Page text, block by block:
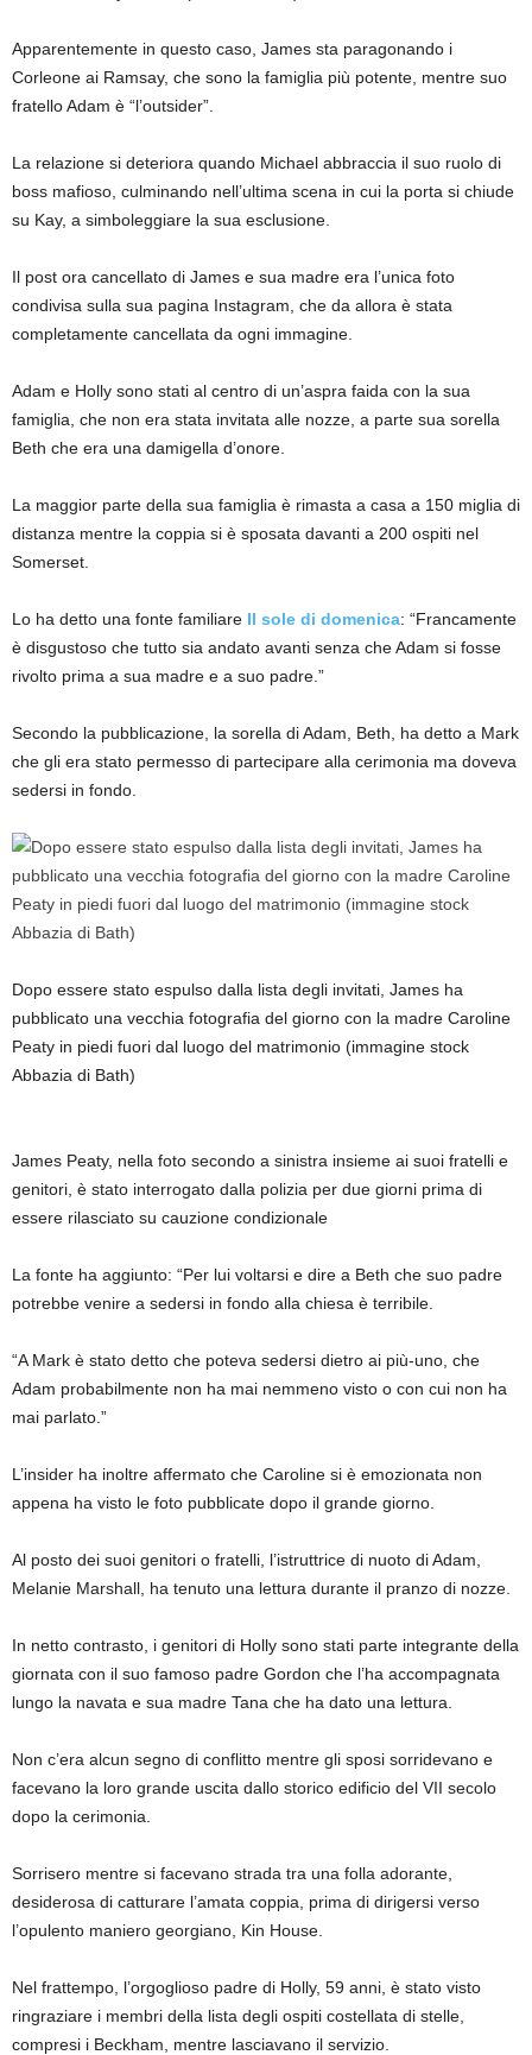
Apparentemente in questo caso, James sta paragonando i
Corleone ai Ramsay, che sono la famiglia più potente, mentre suo
fratello Adam è “l’outsider”.
La relazione si deteriora quando Michael abbraccia il suo ruolo di
boss mafioso, culminando nell’ultima scena in cui la porta si chiude
su Kay, a simboleggiare la sua esclusione.
Il post ora cancellato di James e sua madre era l’unica foto
condivisa sulla sua pagina Instagram, che da allora è stata
completamente cancellata da ogni immagine.
Adam e Holly sono stati al centro di un’aspra faida con la sua
famiglia, che non era stata invitata alle nozze, a parte sua sorella
Beth che era una damigella d’onore.
La maggior parte della sua famiglia è rimasta a casa a 150 miglia di
distanza mentre la coppia si è sposata davanti a 200 ospiti nel
Somerset.
Lo ha detto una fonte familiare Il sole di domenica: “Francamente
è disgustoso che tutto sia andato avanti senza che Adam si fosse
rivolto prima a sua madre e a suo padre.”
Secondo la pubblicazione, la sorella di Adam, Beth, ha detto a Mark
che gli era stato permesso di partecipare alla cerimonia ma doveva
sedersi in fondo.
Dopo essere stato espulso dalla lista degli invitati, James ha
pubblicato una vecchia fotografia del giorno con la madre Caroline
Peaty in piedi fuori dal luogo del matrimonio (immagine stock
Abbazia di Bath)
James Peaty, nella foto secondo a sinistra insieme ai suoi fratelli e
genitori, è stato interrogato dalla polizia per due giorni prima di
essere rilasciato su cauzione condizionale
La fonte ha aggiunto: “Per lui voltarsi e dire a Beth che suo padre
potrebbe venire a sedersi in fondo alla chiesa è terribile.
“A Mark è stato detto che poteva sedersi dietro ai più-uno, che
Adam probabilmente non ha mai nemmeno visto o con cui non ha
mai parlato.”
L’insider ha inoltre affermato che Caroline si è emozionata non
appena ha visto le foto pubblicate dopo il grande giorno.
Al posto dei suoi genitori o fratelli, l’istruttrice di nuoto di Adam,
Melanie Marshall, ha tenuto una lettura durante il pranzo di nozze.
In netto contrasto, i genitori di Holly sono stati parte integrante della
giornata con il suo famoso padre Gordon che l’ha accompagnata
lungo la navata e sua madre Tana che ha dato una lettura.
Non c’era alcun segno di conflitto mentre gli sposi sorridevano e
facevano la loro grande uscita dallo storico edificio del VII secolo
dopo la cerimonia.
Sorrisero mentre si facevano strada tra una folla adorante,
desiderosa di catturare l’amata coppia, prima di dirigersi verso
l’opulento maniero georgiano, Kin House.
Nel frattempo, l’orgoglioso padre di Holly, 59 anni, è stato visto
ringraziare i membri della lista degli ospiti costellata di stelle,
compresi i Beckham, mentre lasciavano il servizio.